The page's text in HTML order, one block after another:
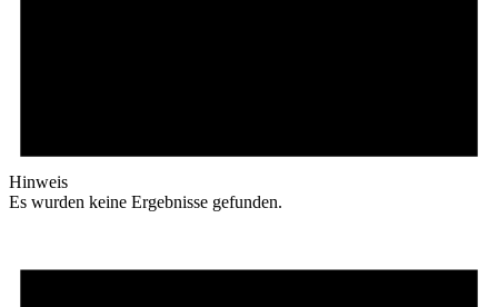
Hinweis
Es wurden keine Ergebnisse gefunden.